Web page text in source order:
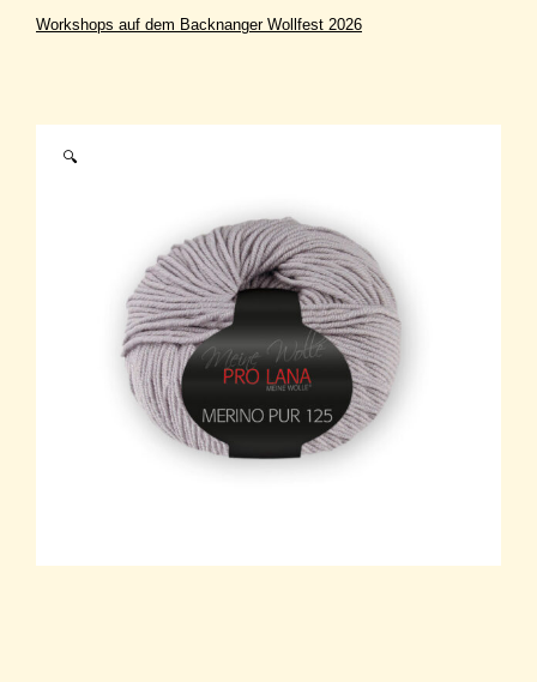
🔍
Workshops auf dem Backnanger Wollfest 2026